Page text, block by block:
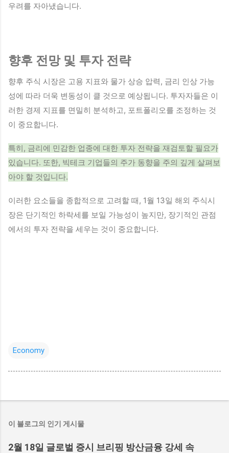
우려를 자아냈습니다.
향후 전망 및 투자 전략
향후 주식 시장은 고용 지표와 물가 상승 압력, 금리 인상 가능
성에 따라 더욱 변동성이 클 것으로 예상됩니다. 투자자들은 이
러한 경제 지표를 면밀히 분석하고, 포트폴리오를 조정하는 것
이 중요합니다.
특히, 금리에 민감한 업종에 대한 투자 전략을 재검토할 필요가
있습니다. 또한, 빅테크 기업들의 주가 동향을 주의 깊게 살펴보
아야 할 것입니다.
이러한 요소들을 종합적으로 고려할 때, 1월 13일 해외 주식시
장은 단기적인 하락세를 보일 가능성이 높지만, 장기적인 관점
에서의 투자 전략을 세우는 것이 중요합니다.
Economy
이 블로그의 인기 게시물
2월 18일 글로벌 증시 브리핑 방산금융 강세 속